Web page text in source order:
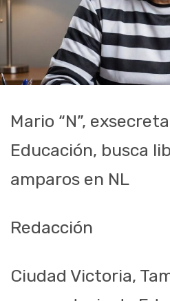
Mario “N”,
Educación, busca
amparos en NL
Redacción
Ciudad Victoria,